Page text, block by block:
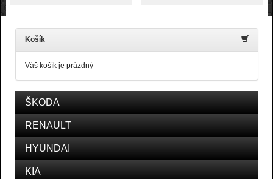
Košík
Váš košík je prázdný
ŠKODA
RENAULT
HYUNDAI
KIA